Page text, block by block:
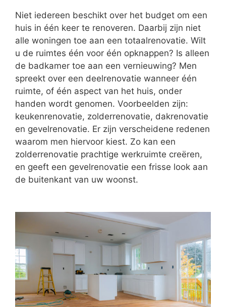
Niet iedereen beschikt over het budget om een
huis in één keer te renoveren. Daarbij zijn niet
alle woningen toe aan een totaalrenovatie. Wilt
u de ruimtes één voor één opknappen? Is alleen
de badkamer toe aan een vernieuwing? Men
spreekt over een deelrenovatie wanneer één
ruimte, of één aspect van het huis, onder
handen wordt genomen. Voorbeelden zijn:
keukenrenovatie, zolderrenovatie, dakrenovatie
en gevelrenovatie. Er zijn verscheidene redenen
waarom men hiervoor kiest. Zo kan een
zolderrenovatie prachtige werkruimte creëren,
en geeft een gevelrenovatie een frisse look aan
de buitenkant van uw woonst.